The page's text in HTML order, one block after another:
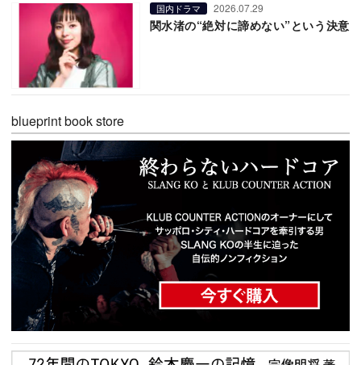
国内ドラマ 2026.07.29
関水渚の“絶対に諦めない”という決意
blueprint book store